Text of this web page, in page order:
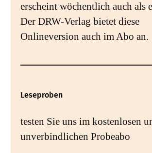
erscheint wöchentlich auch als
Der DRW-Verlag bietet diese
Onlineversion auch im Abo an.
Leseproben
testen Sie uns im kostenlosen
unverbindlichen Probeabo